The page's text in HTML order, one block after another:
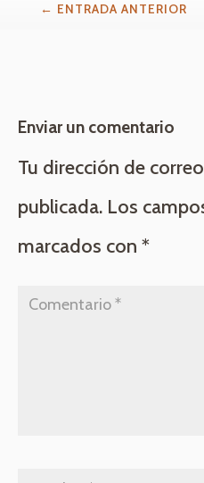
← ENTRADA ANTERIOR
Enviar un comentario
Tu dirección de
publicada. Los
marcados con*